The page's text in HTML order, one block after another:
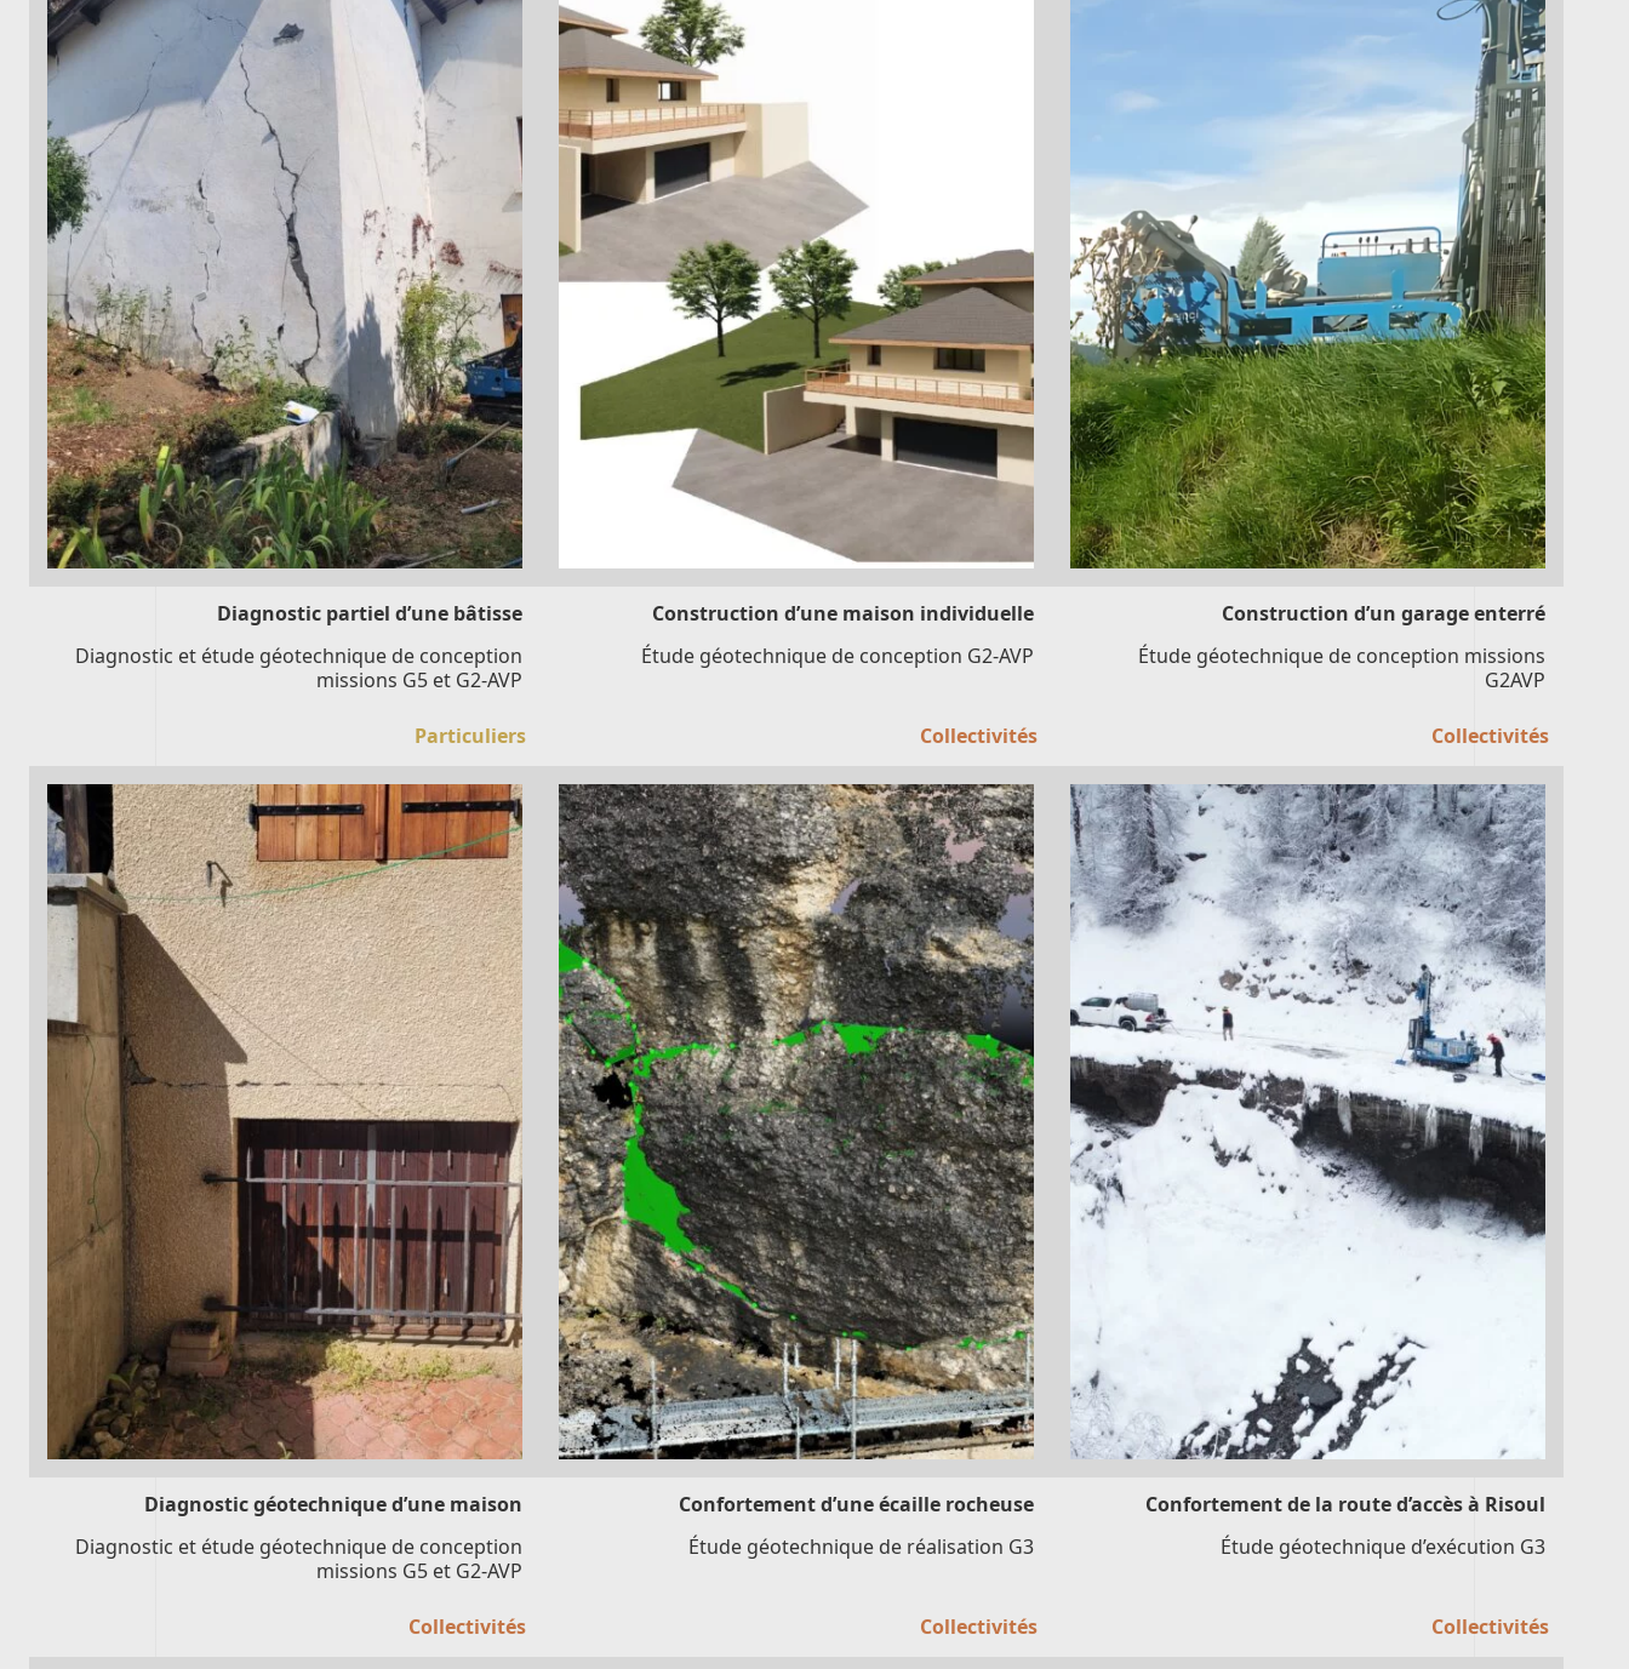
Diagnostic partiel d’une bâtisse
Diagnostic et étude géotechnique de conception
missions G5 et G2-AVP
Construction d’une maison individuelle
Étude géotechnique de conception G2-AVP
Construction d’un garage enterré
Étude géotechnique de conception missions
G2AVP
Particuliers
Diagnostic géotechnique d’une maison
Diagnostic et étude géotechnique de conception
missions G5 et G2-AVP
Collectivités
Confortement d’une écaille rocheuse
Étude géotechnique de réalisation G3
Collectivités
Confortement de la route d’accès à Risoul
Étude géotechnique d’exécution G3
Collectivités Collectivités Collectivités